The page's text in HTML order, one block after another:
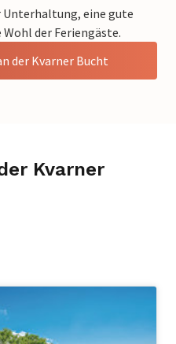
eine gute
der Feriengäste.
der Kvarner Bucht
Kvarner